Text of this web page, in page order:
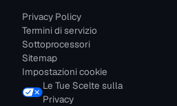
Privacy Policy
Termini di servizio
Sottoprocessori
Sitemap
Impostazioni cookie
Le Tue Scelte sulla
Privacy